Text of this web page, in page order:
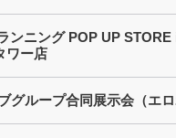
ンニング POP UP
ワー店
グループ合同展示会（エロ